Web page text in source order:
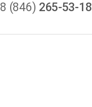
8 (846) 265-53-18